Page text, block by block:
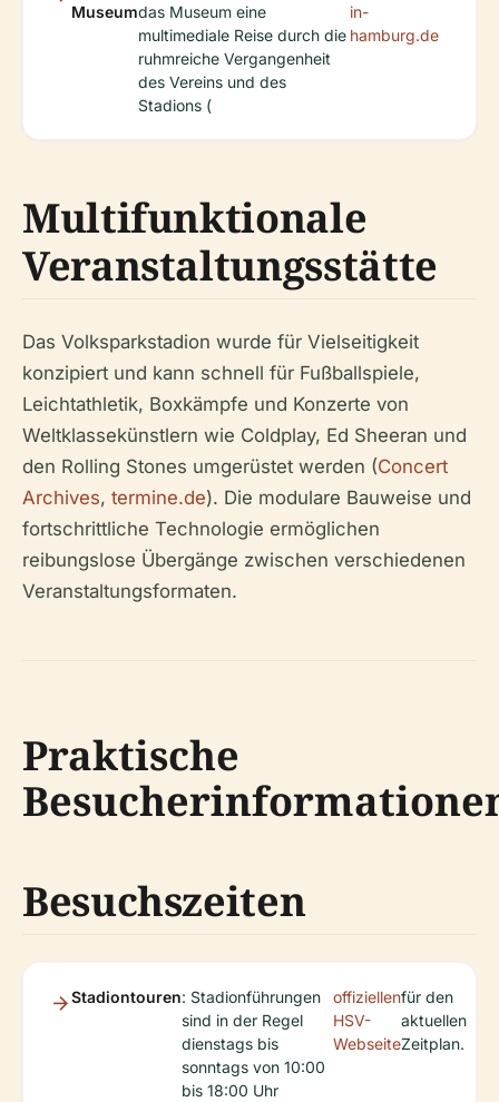
Museumdas Museum eine
multimediale Reise durch die
ruhmreiche Vergangenheit
des Vereins und des
Stadions (
in-
hamburg.de
Multifunktionale
Veranstaltungsstätte
Das Volksparkstadion wurde für Vielseitigkeit
konzipiert und kann schnell für Fußballspiele,
Leichtathletik, Boxkämpfe und Konzerte von
Weltklassekünstlern wie Coldplay, Ed Sheeran und
den Rolling Stones umgerüstet werden (Concert
Archives, termine.de). Die modulare Bauweise und
fortschrittliche Technologie ermöglichen
reibungslose Übergänge zwischen verschiedenen
Veranstaltungsformaten.
Praktische
Besuchszeiten
Stadiontouren: Stadionführungen
sind in der Regel
dienstags bis
sonntags von 10:00
bis 18:00 Uhr
offiziellen
HSV-
Webseite
für den
aktuellen
Zeitplan.